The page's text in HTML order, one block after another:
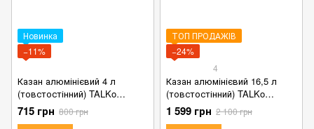
Новинка
−11%
Казан алюмінієвий 4 л
(товстостінний) TALKo
туристичний з кришкою та
дужкою
715 грн 800 грн
ТОП ПРОДАЖІВ
−24%
4
Казан алюмінієвий 16,5 л
(товстостінний) TALKo
туристичний з кришкою та
дужкою
1 599 грн 2 100 грн